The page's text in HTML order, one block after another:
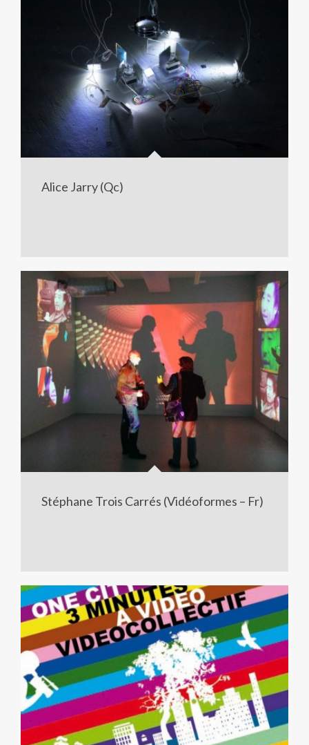
Alice Jarry (Qc)
Stéphane Trois Carrés (Vidéoformes – Fr)